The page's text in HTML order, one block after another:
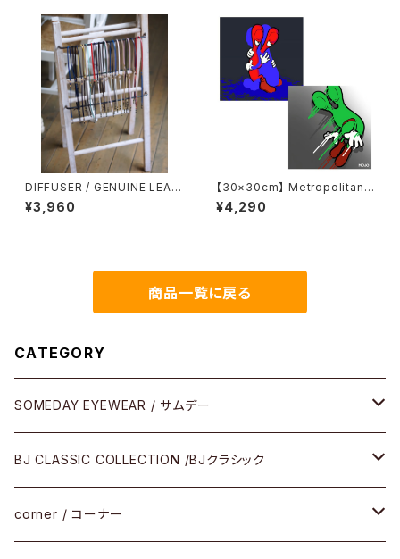
DIFFUSER / GENUINE LEAT
HER GLASS CODE メガネチェ
ーン グラスコード 革
¥3,960
【30×30cm】 Metropolitan
Crossbottle メトロポリタンク
ロスボトル MCB-30-60 / KE
¥4,290
商品一覧に戻る
CATEGORY
SOMEDAY EYEWEAR / サムデー
メガネ
サングラス
BJ CLASSIC COLLECTION /BJクラシック
CELLULOID（CRAFTSMAN EDITION）
corner / コーナー